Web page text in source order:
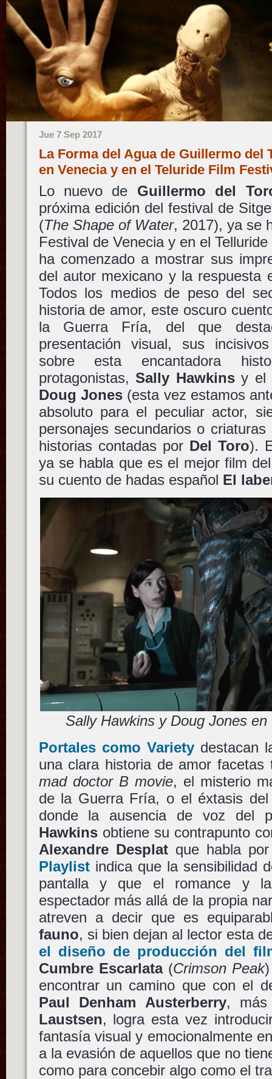
Jue 7 Sep 2017
La Forma del Agua de Guillermo del
en Venecia y en el Teluride Film
Lo nuevo de Guillermo del
próxima edición del festival de
(The Shape of Water, 2017), ya se
Festival de Venecia y en el
ha comenzado a mostrar sus
del autor mexicano y la respuesta
Todos los medios de peso del
historia de amor, este oscuro
la Guerra Fría, del que
presentación visual, sus
sobre esta encantadora
protagonistas,Sally Hawkinsy el
Doug Jones(esta vez estamos
absoluto para el peculiar actor,
personajes secundarios o
historias contadas por Del Toro).
ya se habla que es el mejor film
su cuento de hadas español El
Sally Hawkins y Doug Jones
Portales como Varietydestacan
una clara historia de amor facetas
mad doctor B movie, el misterio
de la Guerra Fría, o el éxtasis
donde la ausencia de voz del
Hawkinsobtiene su contrapunto
Alexandre Desplatque habla
Playlistindica que la sensibilidad
pantalla y que el romance y
espectador más allá de la propia
atreven a decir que es
fauno, si bien dejan al lector esta
el diseño de producción del
Cumbre Escarlata(Crimson Peak
encontrar un camino que con el
Paul Denham Austerberry,
Laustsen, logra esta vez
fantasía visual y emocionalmente
a la evasión de aquellos que no
como para concebir algo como el